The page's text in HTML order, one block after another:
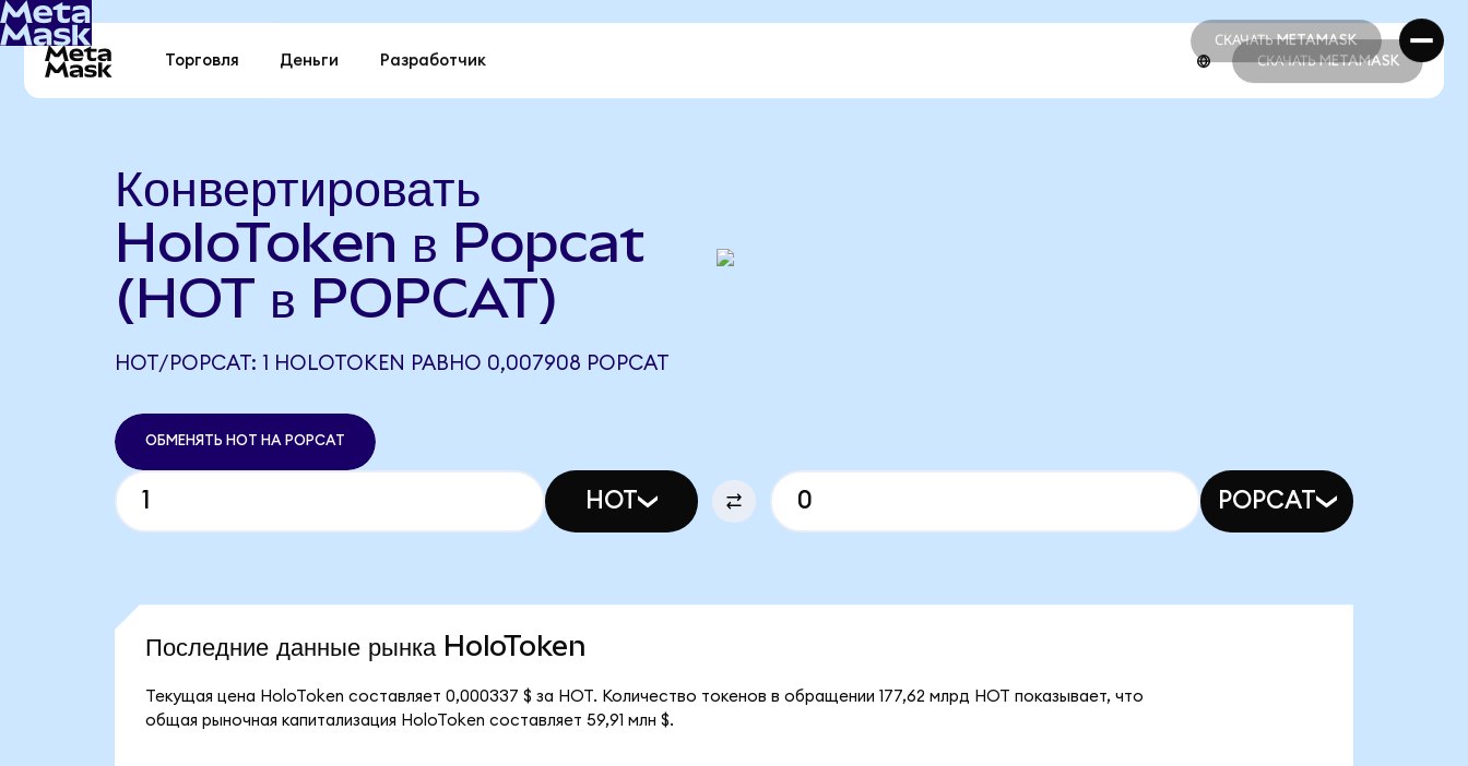
СКАЧАТЬ METAMASK
СКАЧАТЬ METAMASK
Торговля Деньги Разработчик СКАЧАТЬ METAMASK
Конвертировать
HoloToken в Popcat
(HOT в POPCAT)
HOT/POPCAT: 1 HOLOTOKEN РАВНО 0,007908 POPCAT
ОБМЕНЯТЬ HOT НА POPCAT
HOT POPCAT
Последние данные рынка HoloToken
Текущая цена HoloToken составляет 0,000337 $ за HOT. Количество токенов в обращении 177,62 млрд HOT показывает, что
общая рыночная капитализация HoloToken составляет 59,91 млн $.